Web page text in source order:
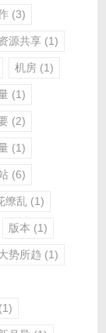
(3)
源共享 (1)
机房 (1)
(1)
(2)
(1)
(6)
缭乱 (1)
版本 (1)
势所趋 (1)
(1)